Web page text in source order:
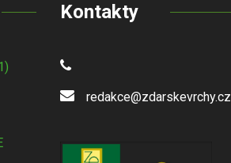
Kontakty
redakce@zdarskevrchy.cz